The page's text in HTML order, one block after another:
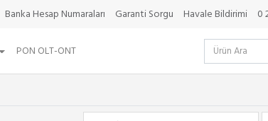
Banka Hesap Numaraları Garanti Sorgu Havale Bildirimi 0
PON OLT-ONT